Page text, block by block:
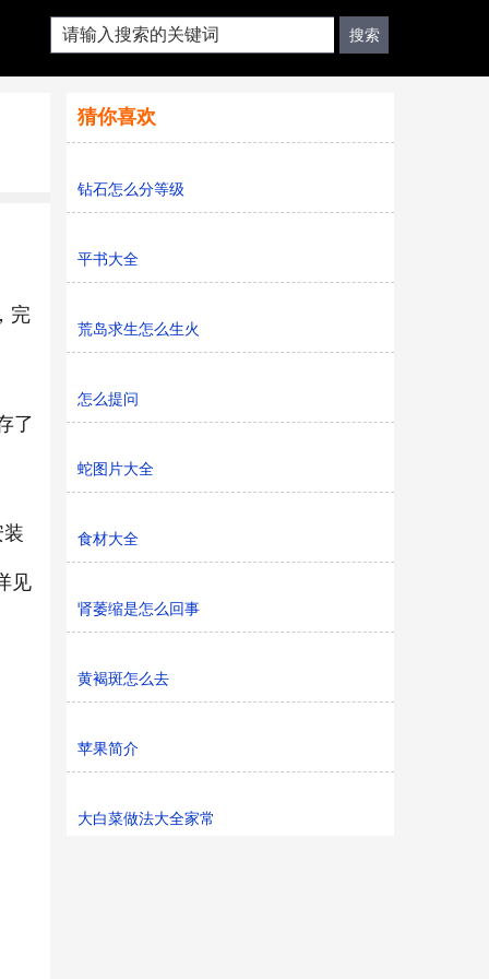
完
了
见
猜你喜欢
钻石怎么分等级
平书大全
荒岛求生怎么生火
怎么提问
蛇图片大全
食材大全
肾萎缩是怎么回事
黄褐斑怎么去
苹果简介
大白菜做法大全家常